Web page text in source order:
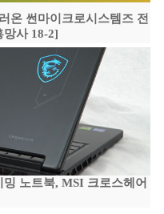
온 썬마이크로시스템즈 전
망사 18-2]
노트북, MSI 크로스헤어